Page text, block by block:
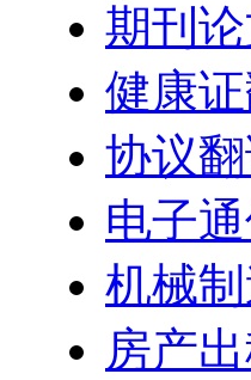
期刊
健康
协议
电子
机械
房产